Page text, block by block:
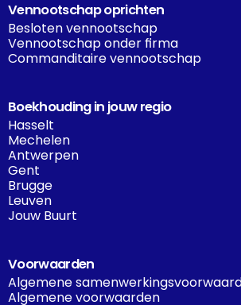
Vennootschap oprichten
Besloten vennootschap
Vennootschap onder firma
Commanditaire vennootschap
Boekhouding in jouw regio
Hasselt
Mechelen
Antwerpen
Gent
Brugge
Leuven
Jouw Buurt
Voorwaarden
Algemene
Algemene voorwaarden